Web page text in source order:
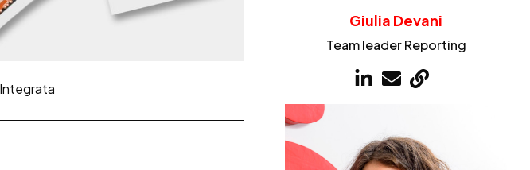
Giulia Devani
Team leader Reporting